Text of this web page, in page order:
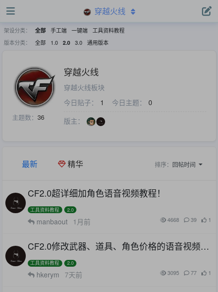
穿越火线
架设分类： 全部 手工端 一键端
工具资料教程
版本分类：
全部 1.0 2.0 3.0 通用版本
主题数： 36
穿越火线
穿越火线板块
今日贴子：
1 今日主题：
0
版主：
最新 精华 排序： 回帖时间
CF2.0超详细加角色语音视频教程！
工具资料教程 2.0
manbaout 1月前 4668 39 1
CF2.0修改武器、道具、角色价格的语音视频教
程！
工具资料教程 2.0
hkerym 7天前 3095 77 1